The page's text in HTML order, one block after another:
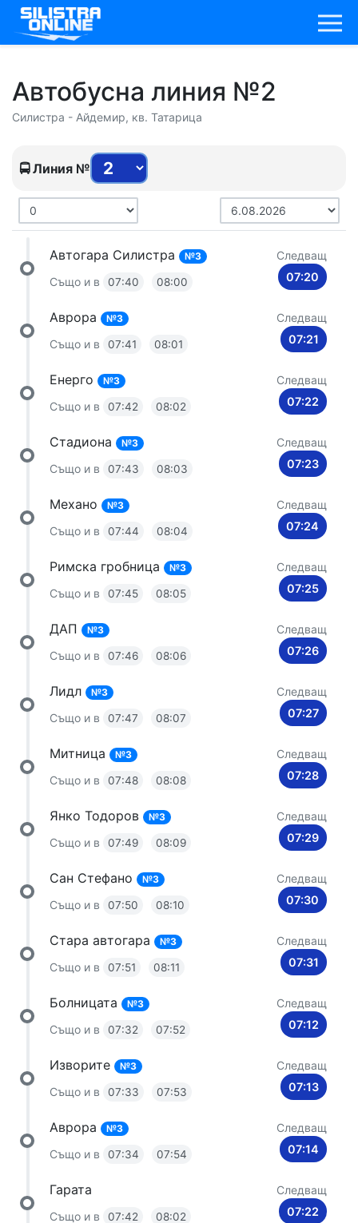
Автобусна линия №2
Силистра - Айдемир, кв. Татарица
🚍 Линия №
Автогара Силистра №3
Също и в 07:40 08:00
Следващ
07:20
Аврора №3
Също и в 07:41 08:01
Следващ
07:21
Енерго №3
Също и в 07:42 08:02
Следващ
07:22
Стадиона №3
Също и в 07:43 08:03
Следващ
07:23
Механо №3
Също и в 07:44 08:04
Следващ
07:24
Римска гробница №3
Също и в 07:45 08:05
Следващ
07:25
ДАП №3
Също и в 07:46 08:06
Следващ
07:26
Лидл №3
Също и в 07:47 08:07
Следващ
07:27
Митница №3
Също и в 07:48 08:08
Следващ
07:28
Янко Тодоров №3
Също и в 07:49 08:09
Следващ
07:29
Сан Стефано №3
Също и в 07:50 08:10
Следващ
07:30
Стара автогара №3
Също и в 07:51 08:11
Следващ
07:31
Болницата №3
Също и в 07:32 07:52
Следващ
07:12
Изворите №3
Също и в 07:33 07:53
Следващ
07:13
Аврора №3
Също и в 07:34 07:54
Следващ
07:14
Гарата
Също и в 07:42 08:02
Следващ
07:22